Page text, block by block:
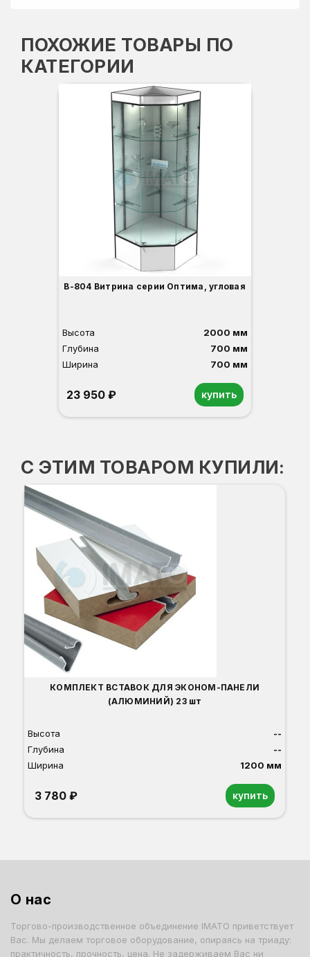
ПОХОЖИЕ ТОВАРЫ ПО
КАТЕГОРИИ
В-804 Витрина серии Оптима, угловая
Высота
2000 мм
Глубина
700 мм
Ширина
700 мм
23 950 ₽ купить
С ЭТИМ ТОВАРОМ КУПИЛИ:
КОМПЛЕКТ ВСТАВОК ДЛЯ ЭКОНОМ-ПАНЕЛИ
(АЛЮМИНИЙ) 23 шт
Высота
--
Глубина
--
Ширина
1200 мм
3 780 ₽ купить
О нас
Торгово-производственное объединение IMATO приветствует
Вас. Мы делаем торговое оборудование, опираясь на триаду:
практичность, прочность, цена. Не задерживаем Вас ни